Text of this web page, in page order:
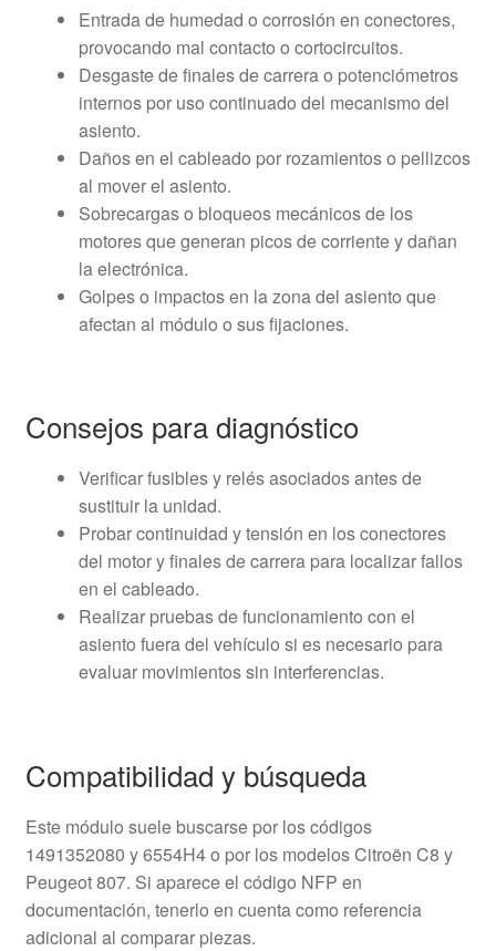
Entrada de humedad o corrosión en conectores,
provocando mal contacto o cortocircuitos.
Desgaste de finales de carrera o potenciómetros
internos por uso continuado del mecanismo del
asiento.
Daños en el cableado por rozamientos o pellizcos
al mover el asiento.
Sobrecargas o bloqueos mecánicos de los
motores que generan picos de corriente y dañan
la electrónica.
Golpes o impactos en la zona del asiento que
afectan al módulo o sus fijaciones.
Consejos para diagnóstico
Verificar fusibles y relés asociados antes de
sustituir la unidad.
Probar continuidad y tensión en los conectores
del motor y finales de carrera para localizar fallos
en el cableado.
Realizar pruebas de funcionamiento con el
asiento fuera del vehículo si es necesario para
evaluar movimientos sin interferencias.
Compatibilidad y búsqueda
Este módulo suele buscarse por los códigos
1491352080 y 6554H4 o por los modelos Citroën C8 y
Peugeot 807. Si aparece el código NFP en
documentación, tenerlo en cuenta como referencia
adicional al comparar piezas.